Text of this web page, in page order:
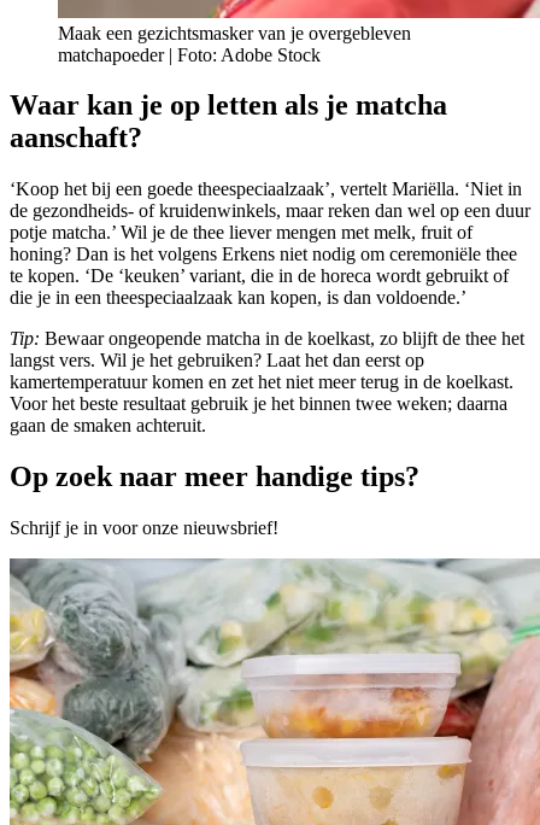
Maak een gezichtsmasker van je overgebleven
matchapoeder | Foto: Adobe Stock
Waar kan je op letten als je matcha
aanschaft?
‘Koop het bij een goede theespeciaalzaak’, vertelt Mariëlla. ‘Niet in
de gezondheids- of kruidenwinkels, maar reken dan wel op een duur
potje matcha.’ Wil je de thee liever mengen met melk, fruit of
honing? Dan is het volgens Erkens niet nodig om ceremoniële thee
te kopen. ‘De ‘keuken’ variant, die in de horeca wordt gebruikt of
die je in een theespeciaalzaak kan kopen, is dan voldoende.’
Tip: Bewaar ongeopende matcha in de koelkast, zo blijft de thee het
langst vers. Wil je het gebruiken? Laat het dan eerst op
kamertemperatuur komen en zet het niet meer terug in de koelkast.
Voor het beste resultaat gebruik je het binnen twee weken; daarna
gaan de smaken achteruit.
Op zoek naar meer handige tips?
Schrijf je in voor onze nieuwsbrief!